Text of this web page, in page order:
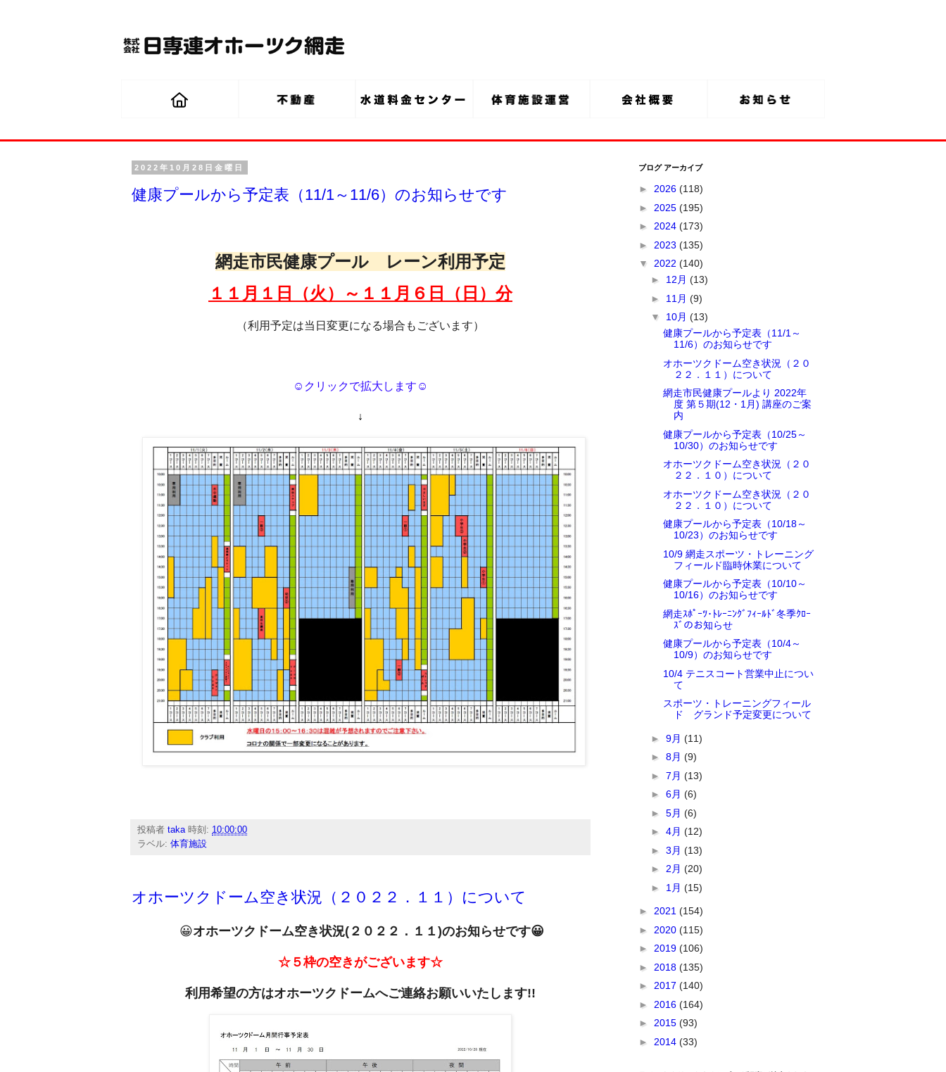
2022年10月28日金曜日
健康プールから予定表（11/1～11/6）のお知らせです
網走市民健康プール レーン利用予定
１１月１ 日（火）～１１月６ 日（日）分
（利用予定は当日変更になる場合もございます）
☺クリックで拡大します☺
↓
投稿者 taka 時刻: 10:00:00
ラベル: 体育施設
オホーツクドーム空き状況（２０２２．１１）について
😀オホーツクドーム空き状況(２０２２．１１)のお知らせです😀
☆５枠の空きがございます☆
利用希望の方はオホーツクドームへご連絡お願いいたします!!
ブログ アーカイブ
► 2026 (118)
► 2025 (195)
► 2024 (173)
► 2023 (135)
▼ 2022 (140)
► 12月 (13)
► 11月 (9)
▼ 10月 (13)
健康プールから予定表（11/1～
11/6）のお知らせです
オホーツクドーム空き状況（２０
２２．１１）について
網走市民健康プールより 2022年
度 第５期(12・1月) 講座のご案
内
健康プールから予定表（10/25～
10/30）のお知らせです
オホーツクドーム空き状況（２０
２２．１０）について
オホーツクドーム空き状況（２０
２２．１０）について
健康プールから予定表（10/18～
10/23）のお知らせです
10/9 網走スポーツ・トレーニング
フィールド臨時休業について
健康プールから予定表（10/10～
10/16）のお知らせです
網走ｽﾎﾟｰﾂ･ﾄﾚｰﾆﾝｸﾞﾌｨｰﾙﾄﾞ冬季ｸﾛｰ
ｽﾞのお知らせ
健康プールから予定表（10/4～
10/9）のお知らせです
10/4 テニスコート営業中止につい
て
スポーツ・トレーニングフィール
ド グランド予定変更について
► 9月 (11)
► 8月 (9)
► 7月 (13)
► 6月 (6)
► 5月 (6)
► 4月 (12)
► 3月 (13)
► 2月 (20)
► 1月 (15)
► 2021 (154)
► 2020 (115)
► 2019 (106)
► 2018 (135)
► 2017 (140)
► 2016 (164)
► 2015 (93)
► 2014 (33)